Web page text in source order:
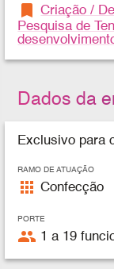
bookmark Criação /
Pesquisa de
Dados da
Exclusivo para
RAMO DE ATUAÇÃO
apps Confecção
PORTE
people 1 a 19